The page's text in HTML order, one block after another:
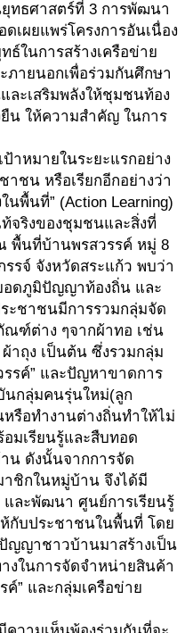
ทธศาสตร์ที่ 3 การพัฒนา
เผยแพร่โครงการอันเนื่อง
ธ์ในการสร้างเครือข่าย
ายนอกเพื่อร่วมกันศึกษา
ะเสริมพลังให้ชุมชนท้อง
น ให้ความสำคัญ ในการ
าหมายในระยะแรกอย่าง
าชน หรือเรียกอีกอย่างว่า
นพื้นที่” (Action Learning)
จริงของชุมชนและสิ่งที่
พื้นที่บ้านพรสวรรค์ หมู่ 8
รจ์ จังหวัดสระแก้ว พบว่า
ดภูมิปัญญาท้องถิ่น และ
ะชาชนมีการรวมกลุ่มจัด
ฑ์ต่าง ๆจากผ้าทอ เช่น
าถุง เป็นต้น ซึ่งรวมกลุ่ม
รค์” และปัญหาขาดการ
กลุ่มคนรุ่นใหม่(ลูก
รือทำงานต่างถิ่นทำให้ไม่
มเรียนรู้และสืบทอด
น ดังนั้นจากการจัด
ชิกในหมู่บ้าน จึงได้มี
ละพัฒนา ศูนย์การเรียนรู้
กับประชาชนในพื้นที่ โดย
ญญาชาวบ้านมาสร้างเป็น
งในการจัดจำหน่ายสินค้า
ค์” และกลุ่มเครือข่าย